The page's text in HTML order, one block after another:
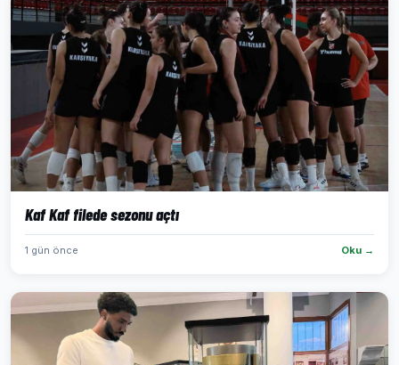
Kaf Kaf filede sezonu açtı
1 gün önce Oku →